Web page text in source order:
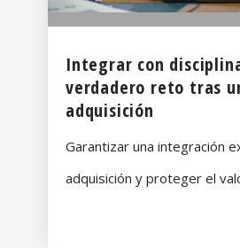
Integrar con
verdadero reto tras
adquisición
Garantizar una integración
adquisición y proteger el